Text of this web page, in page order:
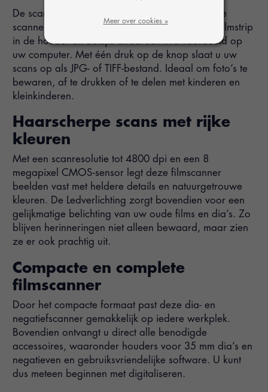
De scanner is ontworpen voor gemak. U sluit de
scanner simpel aan via USB, plaatst de dia of filmstrip
in de houder en bekijkt direct een live voorbeeld op
uw computer. Met één druk op de knop slaat u uw
scans op als JPG- of TIFF-bestand. Ideaal om foto’s te
bewaren, af te drukken of te delen met kinderen en
kleinkinderen.
Haarscherpe scans met rijke
kleuren
Met een scanresolutie tot 4800 dpi en een 8
megapixel CMOS-sensor legt deze filmscanner
beelden vast met heldere details en natuurgetrouwe
kleuren. De Ledverlichting zorgt bovendien voor een
gelijkmatige belichting van uw oude films en dia’s. Zo
blijven herinneringen niet alleen bewaard, maar zien
ze er ook prachtig uit.
Compacte en complete
filmscanner
Door het compacte formaat past deze dia- en
negatiefscanner gemakkelijk op iedere werkplek.
Bovendien ontvangt u direct alle benodigde
accessoires, waaronder houders voor 35 mm dia’s en
negatieven en gebruiksvriendelijke software. U kunt
dus meteen beginnen met digitaliseren.
Meer over cookies »